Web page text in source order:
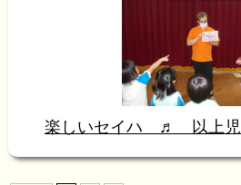
楽しいセイハ ♬ 以上児